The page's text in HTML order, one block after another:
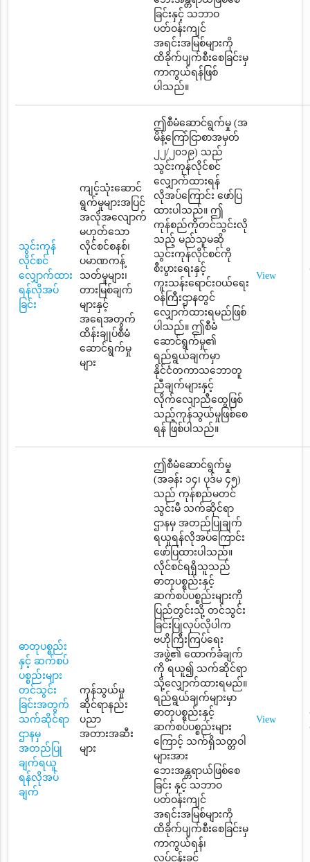
ခြင်းနှင့် သဘာဝ
ပတ်ဝန်းကျင်
အရင်းအမြစ်များကို
ထိခိုက်ပျက်စီးစေခြင်းမှ
ကာကွယ်ရန်ဖြစ်
ပါသည်။
သွင်းကုန်
လိုင်စင်
လျှောက်ထား
ရန်လိုအပ်
ခြင်း
ကျင့်သုံးဆောင်
ရွက်မှုများအပြင်
အလိုအလျောက်
မဟုတ်သော
လိုင်စင်စနစ်၊
ပမာဏကန့်
သတ်မှုများ၊
တားမြစ်ချက်
များနှင့်
အရေအတွက်
ထိန်းချုပ်စီမံ
ဆောင်ရွက်မှု
များ
ဤစီမံဆောင်ရွက်မှု (အ
မိန့်ကြော်ငြာစာအမှတ်
၂၂/၂၀၁၉) သည်
သွင်းကုန်လိုင်စင်
လျှောက်ထားရန်
လိုအပ်ကြောင်း ဖော်ပြ
ထားပါသည်။ ဤ
ကုန်စည်ကိုတင်သွင်းလို
သည့် မည်သူမဆို
သွင်းကုန်လိုင်စင်ကို
စီးပွားရေးနှင့်
ကူးသန်းရောင်းဝယ်ရေး
ဝန်ကြီးဌာနတွင်
လျှောက်ထားရမည်ဖြစ်
ပါသည်။ ဤစီမံ
ဆောင်ရွက်မှု၏
ရည်ရွယ်ချက်မှာ
နိုင်ငံတကာသဘောတူ
ညီချက်များနှင့်
လိုက်လျောညီထွေဖြစ်
သည့်ကုန်သွယ်မှုဖြစ်စေ
ရန် ဖြစ်ပါသည်။
View
ဓာတုပစ္စည်း
နှင့် ဆက်စပ်
ပစ္စည်းများ
တင်သွင်း
ခြင်းအတွက်
သက်ဆိုင်ရာ
ဌာနမှ
အတည်ပြု
ချက်ရယူ
ရန်လိုအပ်
ချက်
ကုန်သွယ်မှု
ဆိုင်ရာနည်း
ပညာ
အတားအဆီး
များ
ဤစီမံဆောင်ရွက်မှု
(အခန်း ၁၄၊ ပုဒ်မ ၄၅)
သည် ကုန်စည်မတင်
သွင်းမီ သက်ဆိုင်ရာ
ဌာနမှ အတည်ပြုချက်
ရယူရန်လိုအပ်ကြောင်း
ဖော်ပြထားပါသည်။
လိုင်စင်ရရှိသူသည်
ဓာတုပစ္စည်းနှင့်
ဆက်စပ်ပစ္စည်းများကို
ပြည်တွင်းသို့ တင်သွင်း
ခြင်းပြုလုပ်လိုပါက
ဗဟိုကြီးကြပ်ရေး
အဖွဲ့၏ ထောက်ခံချက်
ကို ရယူ၍ သက်ဆိုင်ရာ
သို့လျှောက်ထားရမည်။
ရည်ရွယ်ချက်များမှာ
ဓာတုပစ္စည်းနှင့်
ဆက်စပ်ပစ္စည်းများ
ကြောင့် သက်ရှိသတ္တဝါ
များအား
ဘေးအန္တရာယ်ဖြစ်စေ
ခြင်း နှင့် သဘာဝ
ပတ်ဝန်းကျင်
အရင်းအမြစ်များကို
ထိခိုက်ပျက်စီးစေခြင်းမှ
ကာကွယ်ရန်၊
လုပ်ငန်းခွင်
View